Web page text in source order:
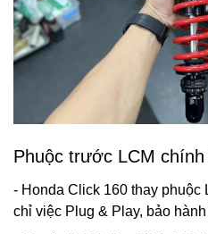
Phuộc trước LCM
- Honda Click 160 thay phuộc
chỉ việc Plug & Play, bảo